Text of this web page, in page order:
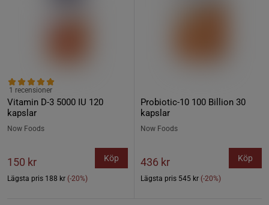
Vitamin D-3 5000 IU 120
kapslar
1 recensioner
Now Foods
150 kr
Lägsta pris 188 kr (-20%)
Köp
Probiotic-10 100 Billion 30
kapslar
Now Foods
436 kr
Lägsta pris 545 kr (-20%)
Köp